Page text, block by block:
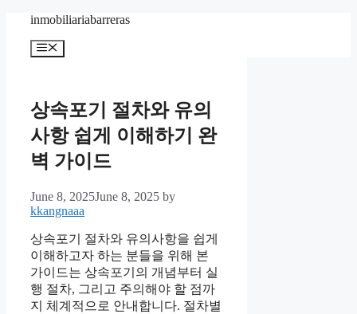
content
inmobiliariabarreras
Menu
상속포기 절차와 유의
사항 쉽게 이해하기 완
벽 가이드
June 8, 2025June 8, 2025 by
kkangnaaa
상속포기 절차와 유의사항을 쉽게
이해하고자 하는 분들을 위해 본
가이드는 상속포기의 개념부터 실
행 절차, 그리고 주의해야 할 점까
지 체계적으로 안내합니다. 절차별